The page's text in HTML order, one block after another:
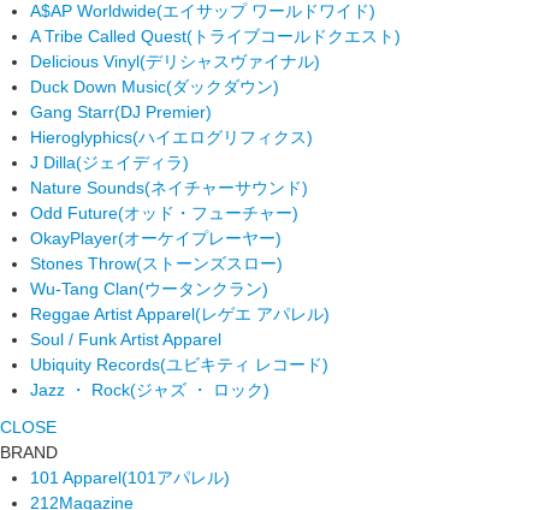
A$AP Worldwide(エイサップ ワールドワイド)
A Tribe Called Quest(トライブコールドクエスト)
Delicious Vinyl(デリシャスヴァイナル)
Duck Down Music(ダックダウン)
Gang Starr(DJ Premier)
Hieroglyphics(ハイエログリフィクス)
J Dilla(ジェイディラ)
Nature Sounds(ネイチャーサウンド)
Odd Future(オッド・フューチャー)
OkayPlayer(オーケイプレーヤー)
Stones Throw(ストーンズスロー)
Wu-Tang Clan(ウータンクラン)
Reggae Artist Apparel(レゲエ アパレル)
Soul / Funk Artist Apparel
Ubiquity Records(ユビキティ レコード)
Jazz ・ Rock(ジャズ ・ ロック)
CLOSE
BRAND
101 Apparel(101アパレル)
212Magazine